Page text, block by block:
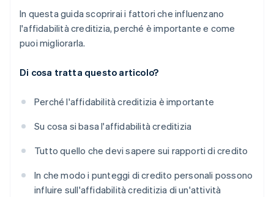
In questa guida scoprirai i fattori che influenzano
l'affidabilità creditizia, perché è importante e come
puoi migliorarla.
Di cosa tratta questo articolo?
Perché l'affidabilità creditizia è importante
Su cosa si basa l'affidabilità creditizia
Tutto quello che devi sapere sui rapporti di credito
In che modo i punteggi di credito personali possono
influire sull'affidabilità creditizia di un'attività